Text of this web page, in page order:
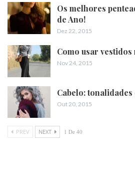
Os melhores
de Ano!
Dez 22, 2015
Como usar
Nov 24, 2015
Cabelo:
Out 20, 2015
PREV NEXT 1 De 40